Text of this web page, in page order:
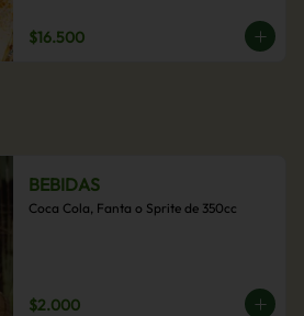
$16.500
BEBIDAS
Coca Cola, Fanta o Sprite de 350cc
$2.000